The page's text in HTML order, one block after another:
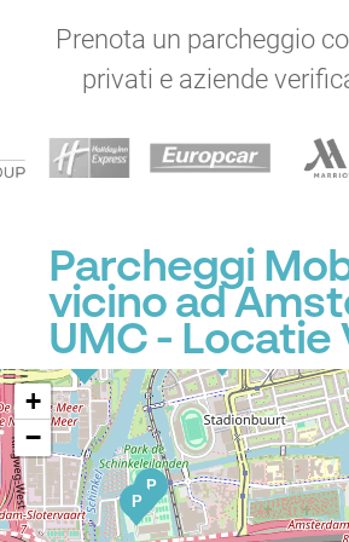
Prenota un parcheggio
privati e aziende
Parcheggi
vicino ad
UMC - Locatie
P
P
P
PP
P P
+
−